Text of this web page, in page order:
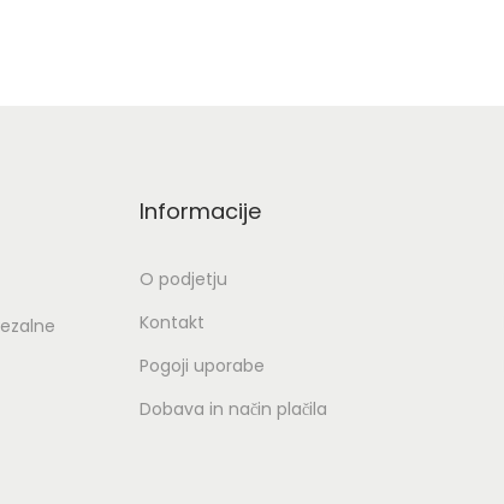
Informacije
O podjetju
Kontakt
Pogoji uporabe
Dobava in način plačila